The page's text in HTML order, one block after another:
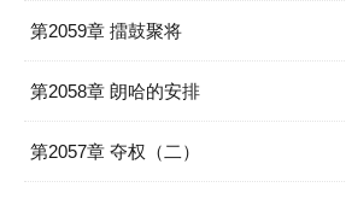
第2059章 擂鼓聚将
第2058章 朗哈的安排
第2057章 夺权（二）